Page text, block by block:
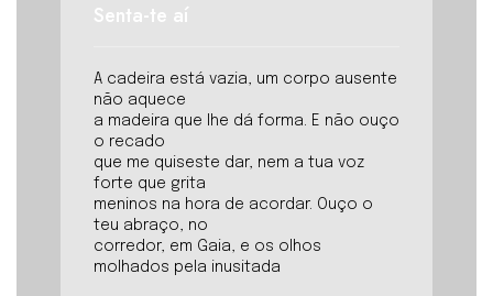
Senta-te aí
A cadeira está vazia, um corpo ausente
não aquece
a madeira que lhe dá forma. E não ouço
o recado
que me quiseste dar, nem a tua voz
forte que grita
meninos na hora de acordar. Ouço o
teu abraço, no
corredor, em Gaia, e os olhos
molhados pela inusitada